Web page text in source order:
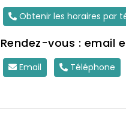
Obtenir les horaires par
Rendez-vous : email
Email Téléphone